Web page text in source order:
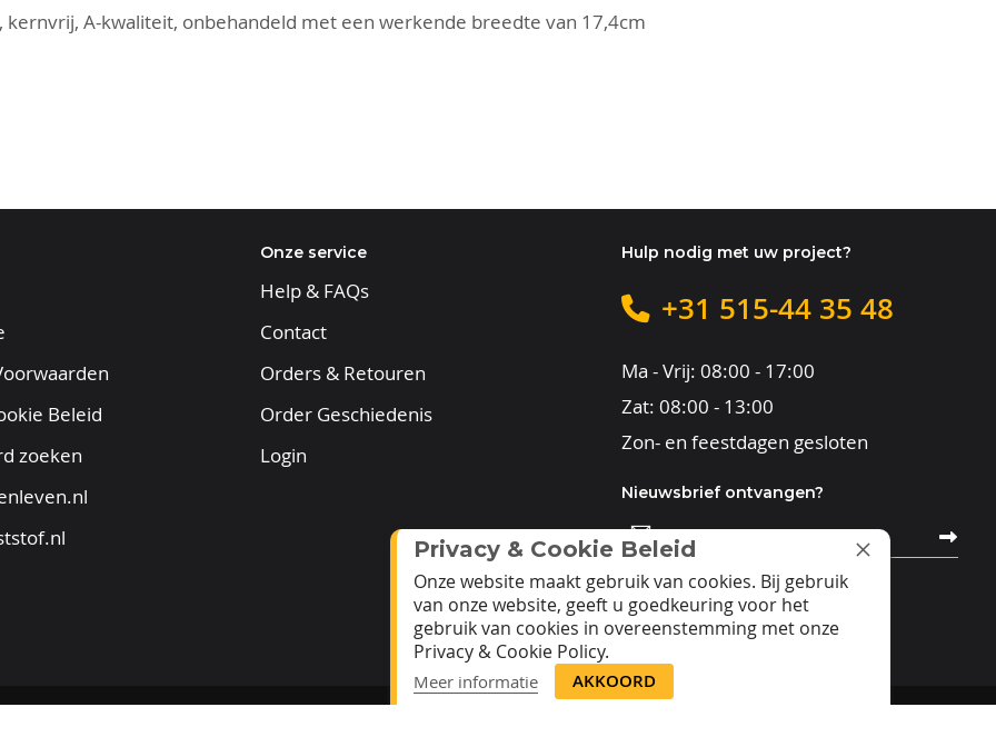
Privacy & Cookie Beleid
Onze website maakt gebruik van cookies. Bij gebruik
van onze website, geeft u goedkeuring voor het
gebruik van cookies in overeenstemming met onze
Privacy & Cookie Policy.
Meer informatie AKKOORD
kernvrij, A-kwaliteit, onbehandeld met een werkende breedte van 17,4cm
Beleid
zoeken
Onze service
Help & FAQs
Contact
Orders & Retouren
Order Geschiedenis
Login
Hulp nodig met uw project?
+31 515-44 35 48
Ma - Vrij: 08:00 - 17:00
Zat: 08:00 - 13:00
Zon- en feestdagen gesloten
Nieuwsbrief ontvangen?
Abonneer
u
op
onze
nieuwsbrief